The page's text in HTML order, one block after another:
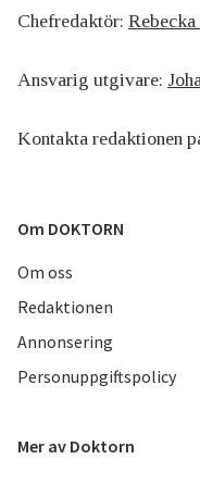
Chefredaktör:
Ansvarig utgivare:
Kontakta redaktionen
Om DOKTORN
Om oss
Redaktionen
Annonsering
Personuppgiftspolicy
Mer av Doktorn